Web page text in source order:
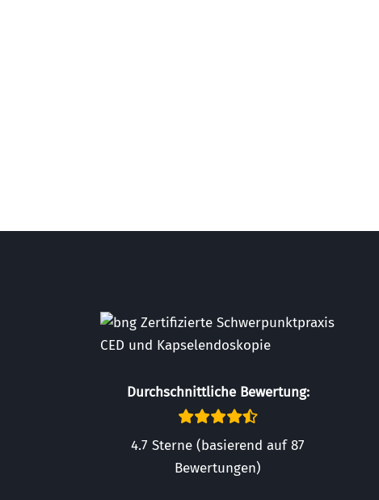
Durchschnittliche Bewertung:
4.7 Sterne (basierend auf 87
Bewertungen)